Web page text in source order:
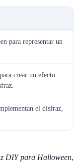
para representar un
crear un efecto
el disfraz,
DIY para Halloween,